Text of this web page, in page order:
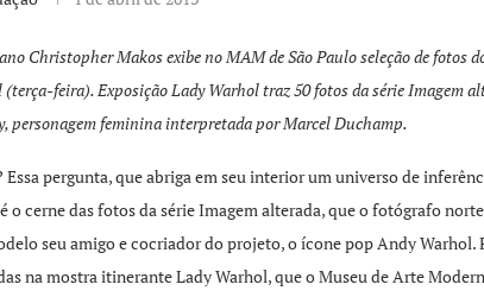
Christopher Makos exibe no MAM de São Paulo seleção de fotos
feira). Exposição Lady Warhol traz 50 fotos da série Imagem
personagem feminina interpretada por Marcel Duchamp.
pergunta, que abriga em seu interior um universo de
o cerne das fotos da série Imagem alterada, que o fotógrafo
seu amigo e cocriador do projeto, o ícone pop Andy Warhol.
na mostra itinerante Lady Warhol, que o Museu de Arte